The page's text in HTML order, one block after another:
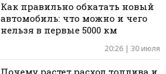
Как правильно обкатать новый
автомобиль: что можно и чего
нельзя в первые 5000 км
20:26 | 30 июля